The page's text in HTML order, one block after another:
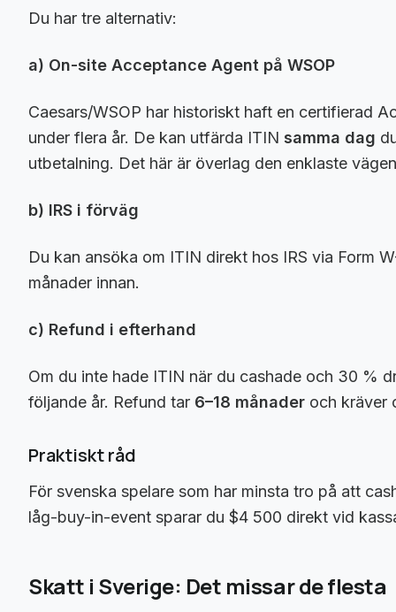
Du har tre alternativ:
a) On-site Acceptance Agent på WSOP
Caesars/WSOP har historiskt haft en certifierad
under flera år. De kan utfärda ITIN samma dag
utbetalning. Det här är överlag den enklaste
b) IRS i förväg
Du kan ansöka om ITIN direkt hos IRS via Form
månader innan.
c) Refund i efterhand
Om du inte hade ITIN när du cashade och 30 %
följande år. Refund tar 6–18 månader och kräver
Praktiskt råd
För svenska spelare som har minsta tro på att
låg-buy-in-event sparar du $4 500 direkt vid
Skatt i Sverige: Det missar de flesta